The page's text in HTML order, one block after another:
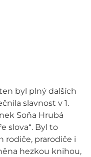
byl plný dalších
slavnost v 1.
Soňa Hrubá
slova“. Byl to
rodiče, prarodiče i
hezkou knihou,